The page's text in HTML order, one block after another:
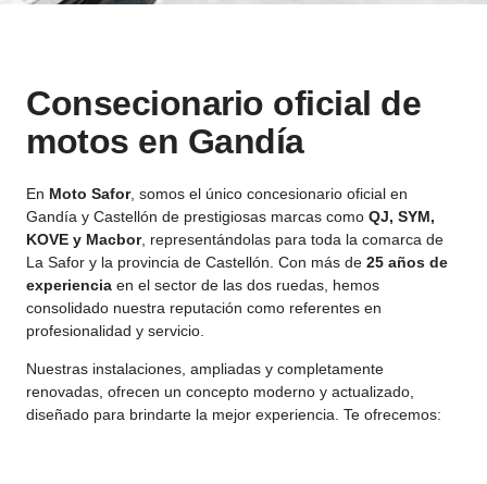
Consecionario oficial de
motos en Gandía
En Moto Safor, somos el único concesionario oficial en
Gandía y Castellón de prestigiosas marcas como QJ, SYM,
KOVE y Macbor, representándolas para toda la comarca de
La Safor y la provincia de Castellón. Con más de 25 años de
experiencia en el sector de las dos ruedas, hemos
consolidado nuestra reputación como referentes en
profesionalidad y servicio.
Nuestras instalaciones, ampliadas y completamente
renovadas, ofrecen un concepto moderno y actualizado,
diseñado para brindarte la mejor experiencia. Te ofrecemos: